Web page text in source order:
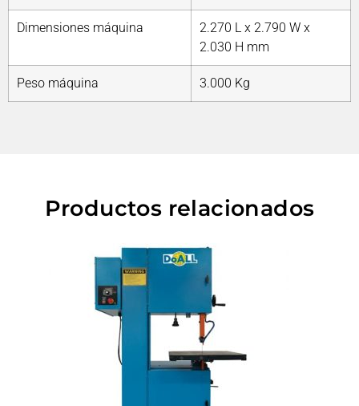
Dimensiones máquina
2.270 L x 2.790 W x
2.030 H mm
Peso máquina 3.000 Kg
Productos relacionados